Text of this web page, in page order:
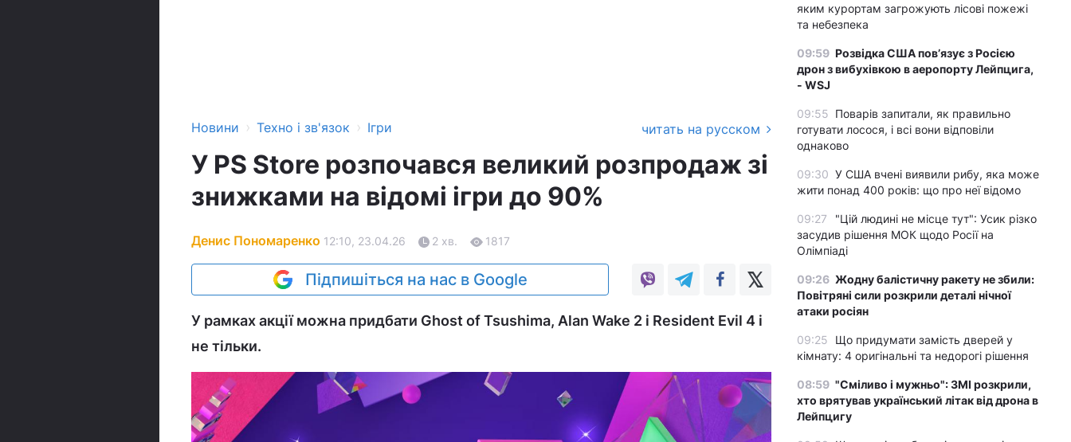
Новини › Техно і зв'язок › Ігри читать на русском
У PS Store розпочався великий розпродаж зі
знижками на відомі ігри до 90%
Денис Пономаренко 12:10, 23.04.26 2 хв. 1817
Підпишіться на нас в Google
У рамках акції можна придбати Ghost of Tsushima, Alan Wake 2 і Resident Evil 4 і
не тільки.
яким курортам загрожують лісові пожежі
та небезпека
09:59 Розвідка США пов’язує з Росією
дрон з вибухівкою в аеропорту Лейпцига,
- WSJ
09:55 Поварів запитали, як правильно
готувати лосося, і всі вони відповіли
однаково
09:30 У США вчені виявили рибу, яка може
жити понад 400 років: що про неї відомо
09:27
"Цій людині не місце тут": Усик різко
засудив рішення МОК щодо Росії на
Олімпіаді
09:26 Жодну балістичну ракету не збили:
Повітряні сили розкрили деталі нічної
атаки росіян
09:25
Що придумати замість дверей у
кімнату: 4 оригінальні та недорогі рішення
08:59 "Сміливо і мужньо": ЗМІ розкрили,
хто врятував український літак від дрона в
Лейпцигу